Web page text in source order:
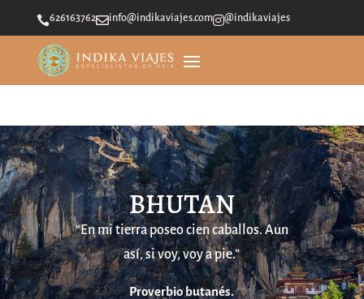
626163762info@indikaviajes.com@indikaviajes
BHUTAN
“En mi tierra poseo cien caballos. Aun
así, si voy, voy a pie.”
Proverbio butanés.